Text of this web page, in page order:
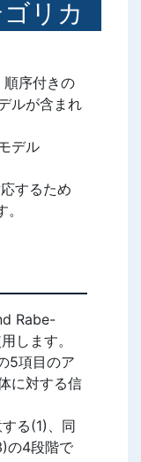
リカ
順序付きの
ルが含まれ
デル
するため
Rabe-
します。
5項目のア
に対する信
る(1)、同
の4段階で